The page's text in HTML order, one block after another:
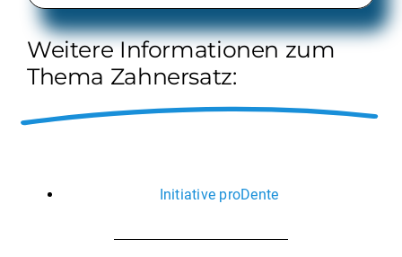
Weitere Informationen zum
Thema Zahnersatz:
Initiative proDente